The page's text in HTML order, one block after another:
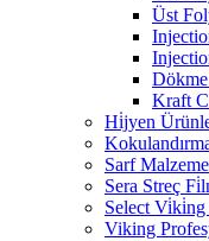
Üst
Dökme
Kraft
Hi̇jyen
Sarf
Sera Streç
Select Vi̇ki̇ng
Viking